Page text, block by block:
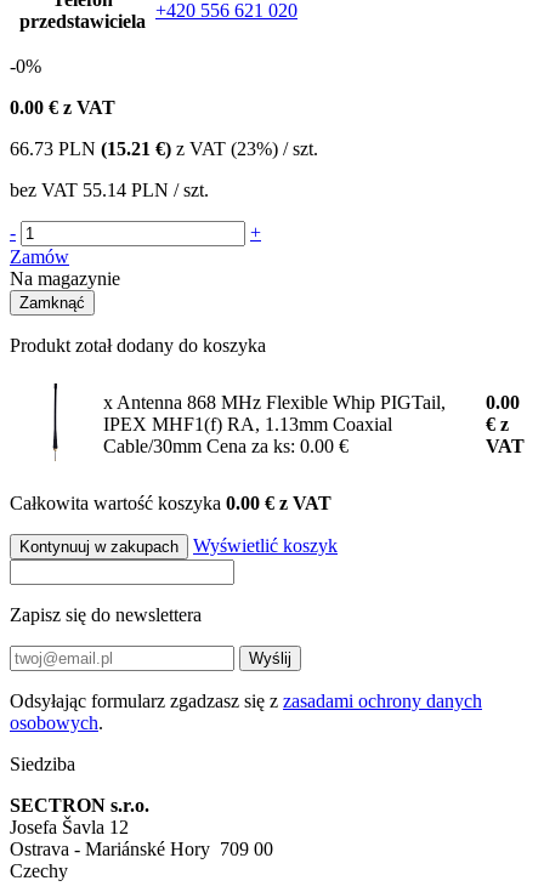
przedstawiciela
+420 556 621 020
-0%
0.00 € z VAT
66.73 PLN (15.21 €) z VAT (23%) / szt.
bez VAT 55.14 PLN / szt.
-
+
Zamów
Na magazynie
Zamknąć
Produkt zotał dodany do koszyka
x Antenna 868 MHz Flexible Whip PIGTail,
IPEX MHF1(f) RA, 1.13mm Coaxial
Cable/30mm Cena za ks: 0.00 €
0.00
€ z
VAT
Całkowita wartość koszyka 0.00 € z VAT
Kontynuuj w zakupach Wyświetlić koszyk
Zapisz się do newslettera
Wyślij
Odsyłając formularz zgadzasz się z zasadami ochrony danych
osobowych.
Siedziba
SECTRON s.r.o.
Josefa Šavla 12
Ostrava - Mariánské Hory 709 00
Czechy